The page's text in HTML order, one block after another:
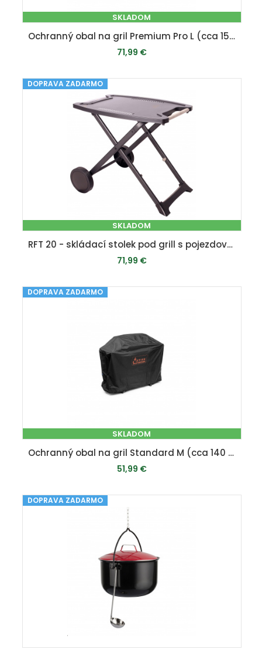
SKLADOM
Ochranný obal na gril Premium Pro L (cca 150 x 116 x 65 cm)
71,99 €
PRIDAŤ DO KOŠÍKA
DOPRAVA ZADARMO
SKLADOM
RFT 20 - skládací stolek pod grill s pojezdovými koly (pro gril RGG 20 Compact)
71,99 €
PRIDAŤ DO KOŠÍKA
DOPRAVA ZADARMO
SKLADOM
Ochranný obal na gril Standard M (cca 140 x 105 x 65 cm)
51,99 €
PRIDAŤ DO KOŠÍKA
DOPRAVA ZADARMO